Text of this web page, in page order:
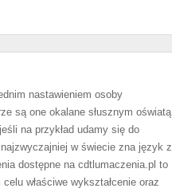
nastawieniem osoby
są one okalane słusznym oświatą
na przykład udamy się do
w świecie zna język z
dostępne na cdtlumaczenia.pl to
właściwe wykształcenie oraz